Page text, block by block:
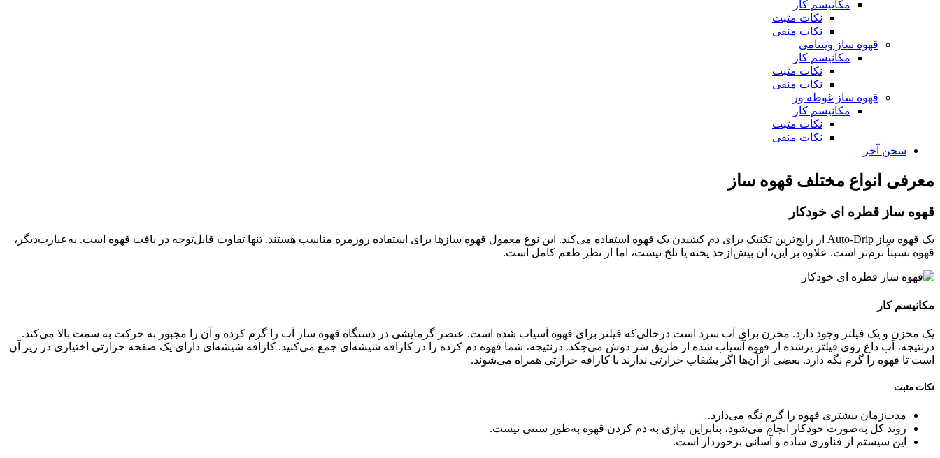
مکانیسم کار
نکات مثبت
نکات منفی
قهوه ساز ویتنامی
مکانیسم کار
نکات مثبت
نکات منفی
قهوه ساز غوطه ور
مکانیسم کار
نکات مثبت
نکات منفی
سخن آخر
معرفی انواع مختلف قهوه ساز
قهوه ساز قطره ای خودکار
یک قهوه ساز Auto-Drip از رایج‌ترین تکنیک برای دم کشیدن یک قهوه استفاده می‌کند. این نوع معمول قهوه سازها برای استفاده روزمره مناسب هستند. تنها تفاوت قابل‌توجه در بافت قهوه است. به‌عبارت‌دیگر،
قهوه نسبتاً نرم‌تر است. علاوه بر این، آن بیش‌ازحد پخته یا تلخ نیست، اما از نظر طعم کامل است.
مکانیسم کار
یک مخزن و یک فیلتر وجود دارد. مخزن برای آب سرد است درحالی‌که فیلتر برای قهوه آسیاب شده است. عنصر گرمایشی در دستگاه قهوه ساز آب را گرم کرده و آن را مجبور به حرکت به سمت بالا می‌کند.
درنتیجه، آب داغ روی فیلتر پرشده از قهوه آسیاب شده از طریق سر دوش می‌چکد. درنتیجه، شما قهوه دم کرده را در کارافه شیشه‌ای جمع می‌کنید. کارافه شیشه‌ای دارای یک صفحه حرارتی اختیاری در زیر آن
است تا قهوه را گرم نگه دارد. بعضی از آن‌ها اگر بشقاب حرارتی ندارند با کارافه حرارتی همراه می‌شوند.
نکات مثبت
مدت‌زمان بیشتری قهوه را گرم نگه می‌دارد.
روند کل به‌صورت خودکار انجام می‌شود، بنابراین نیازی به دم کردن قهوه به‌طور سنتی نیست.
این سیستم از فناوری ساده و آسانی برخوردار است.